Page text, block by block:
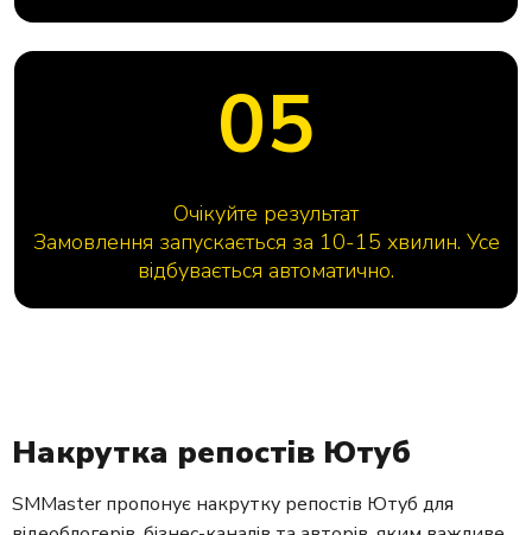
05
Очікуйте результат
Замовлення запускається за 10-15 хвилин. Усе
відбувається автоматично.
Накрутка репостів Ютуб
SMMaster пропонує накрутку репостів Ютуб для